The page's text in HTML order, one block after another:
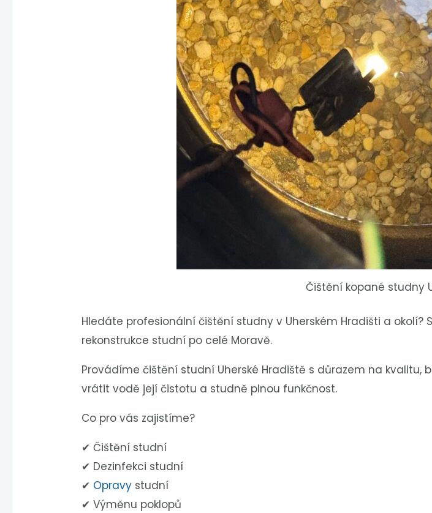
Čištění kopané studny
Hledáte profesionální čištění studny v Uherském Hradišti a okolí?
rekonstrukce studní po celé Moravě.
Provádíme čištění studní Uherské Hradiště s důrazem na
vrátit vodě její čistotu a studně plnou funkčnost.
Co pro vás zajistíme?
✔ Čištění studní
✔ Dezinfekci studní
✔ Opravy studní
✔ Výměnu poklopů